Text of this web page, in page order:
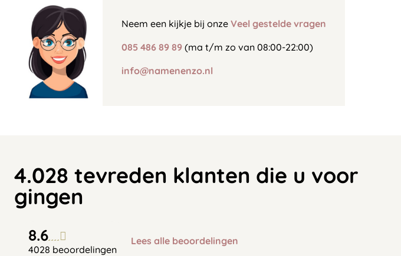
Neem een kijkje bij onze Veel gestelde vragen
085 486 89 89 (ma t/m zo van 08:00-22:00)
info@namenenzo.nl
4.028 tevreden klanten die u voor
gingen
8.6
4028 beoordelingen
Lees alle beoordelingen